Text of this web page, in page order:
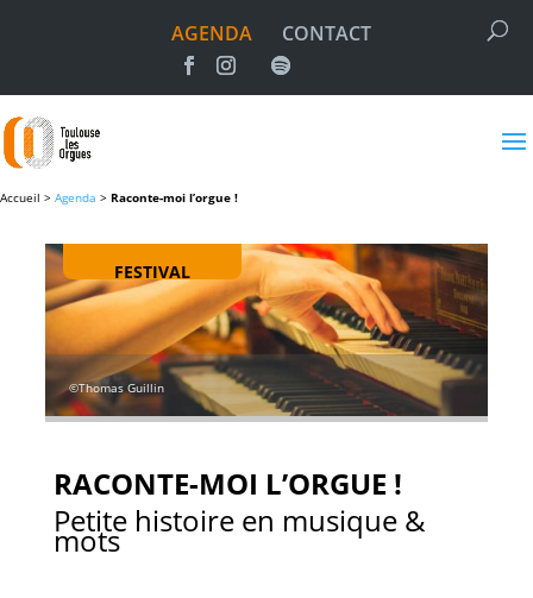
AGENDA CONTACT
Accueil > Agenda > Raconte-moi l’orgue !
FESTIVAL
©Thomas Guillin
RACONTE-MOI L’ORGUE !
Petite histoire en musique &
mots